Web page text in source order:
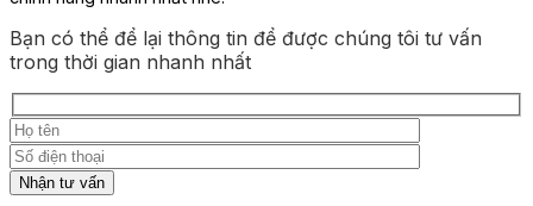
Bạn có thể để lại thông tin để được chúng tôi tư vấn
trong thời gian nhanh nhất